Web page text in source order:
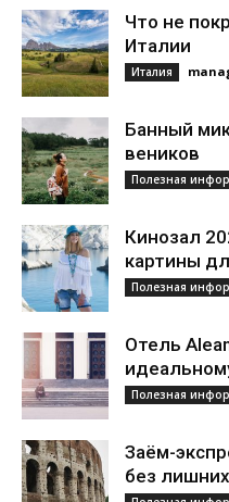
Что не
Италии
Италия
Банный
веников
Полезная
Кинозал
картины
Полезная
Отель
Полезная
Заём-
без